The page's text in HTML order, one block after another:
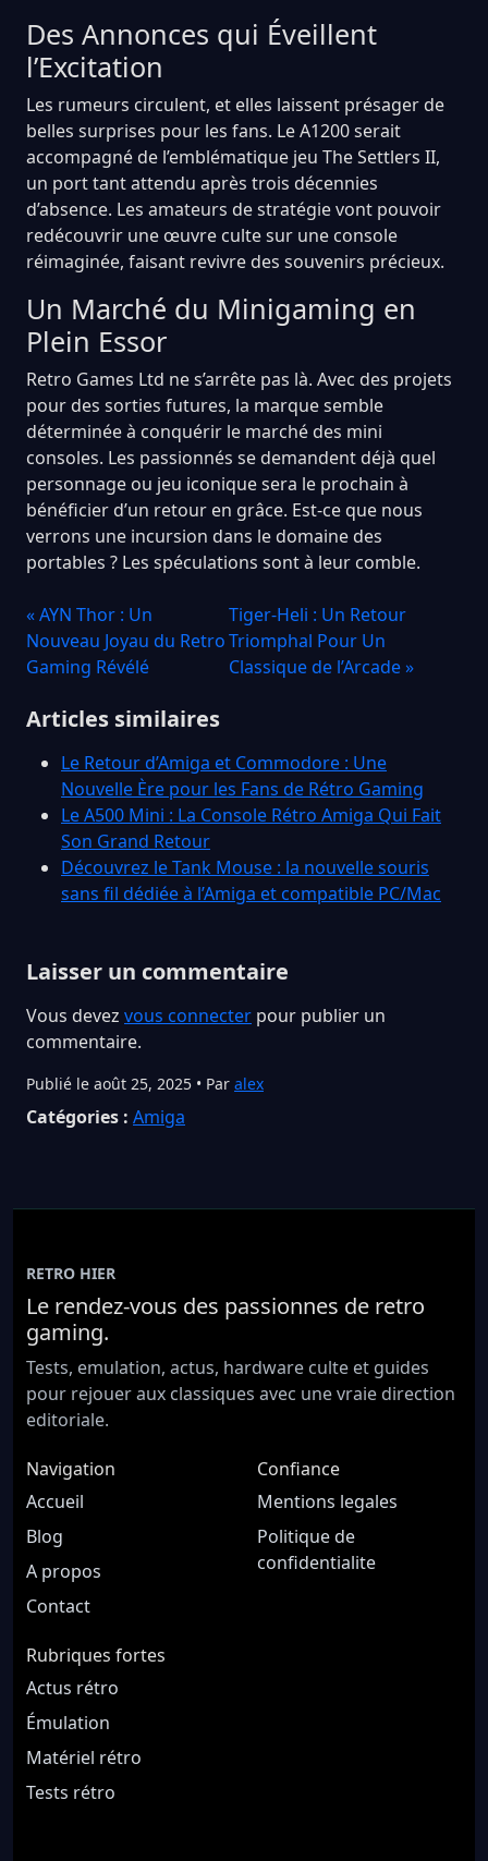
Des Annonces qui Éveillent
l’Excitation
Les rumeurs circulent, et elles laissent présager de
belles surprises pour les fans. Le A1200 serait
accompagné de l’emblématique jeu The Settlers II,
un port tant attendu après trois décennies
d’absence. Les amateurs de stratégie vont pouvoir
redécouvrir une œuvre culte sur une console
réimaginée, faisant revivre des souvenirs précieux.
Un Marché du Minigaming en
Plein Essor
Retro Games Ltd ne s’arrête pas là. Avec des projets
pour des sorties futures, la marque semble
déterminée à conquérir le marché des mini
consoles. Les passionnés se demandent déjà quel
personnage ou jeu iconique sera le prochain à
bénéficier d’un retour en grâce. Est-ce que nous
verrons une incursion dans le domaine des
portables ? Les spéculations sont à leur comble.
« AYN Thor : Un
Nouveau Joyau du Retro
Gaming Révélé
Tiger-Heli : Un Retour
Triomphal Pour Un
Classique de l’Arcade »
Articles similaires
Le Retour d’Amiga et Commodore : Une
Nouvelle Ère pour les Fans de Rétro Gaming
Le A500 Mini : La Console Rétro Amiga Qui Fait
Son Grand Retour
Découvrez le Tank Mouse : la nouvelle souris
sans fil dédiée à l’Amiga et compatible PC/Mac
Laisser un commentaire
Vous devez vous connecter pour publier un
commentaire.
Publié le août 25, 2025 • Par alex
Catégories : Amiga
RETRO HIER
Le rendez-vous des passionnes de retro
gaming.
Tests, emulation, actus, hardware culte et guides
pour rejouer aux classiques avec une vraie direction
editoriale.
Navigation
Accueil
Blog
A propos
Contact
Confiance
Mentions legales
Politique de
confidentialite
Rubriques fortes
Actus rétro
Émulation
Matériel rétro
Tests rétro